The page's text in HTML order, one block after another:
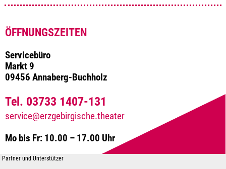
ÖFFNUNGSZEITEN
Servicebüro
Markt 9
09456 Annaberg-Buchholz
Tel. 03733 1407-131
service@erzgebirgische.theater
Mo bis Fr: 10.00 – 17.00 Uhr
Partner und Unterstützer